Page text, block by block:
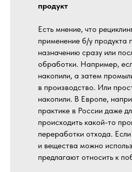
продукт
Есть мнение, что
применение б/у продукта
назначению сразу или
обработки. Например,
накопили, а затем
в производство. Или
накопили. В Европе,
практике в России даже
происходить какой-то
переработки отхода.
и вещества можно
предлагают относить к